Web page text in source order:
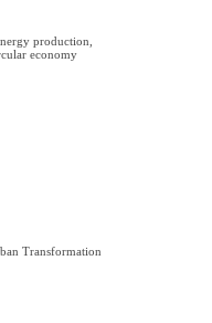
production,
economy
Transformation